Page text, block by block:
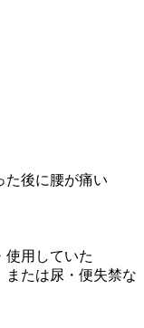
た後に腰が痛い
使用していた
または尿・便失禁な